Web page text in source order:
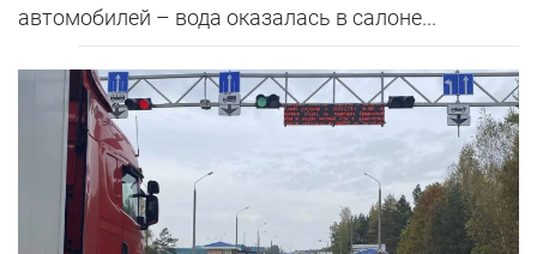
автомобилей – вода оказалась в салоне...